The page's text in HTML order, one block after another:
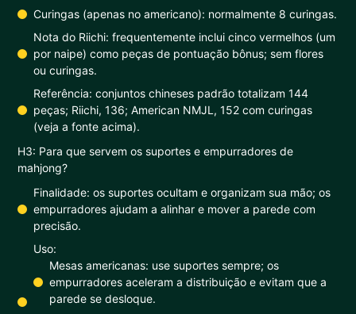
Curingas (apenas no americano): normalmente 8 curingas.
Nota do Riichi: frequentemente inclui cinco vermelhos (um
por naipe) como peças de pontuação bônus; sem flores
ou curingas.
Referência: conjuntos chineses padrão totalizam 144
peças; Riichi, 136; American NMJL, 152 com curingas
(veja a fonte acima).
H3: Para que servem os suportes e empurradores de
mahjong?
Finalidade: os suportes ocultam e organizam sua mão; os
empurradores ajudam a alinhar e mover a parede com
precisão.
Uso:
Mesas americanas: use suportes sempre; os
empurradores aceleram a distribuição e evitam que a
parede se desloque.